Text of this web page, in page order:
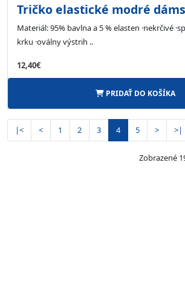
Tričko elastické modré
Materiál: 95% bavlna a 5 % elasten ·nekrčivé
krku ·oválny výstrih ..
12,40€
PRIDAŤ DO KOŠÍKA
|< < 1 2 3 4 5 > >|
Zobrazené